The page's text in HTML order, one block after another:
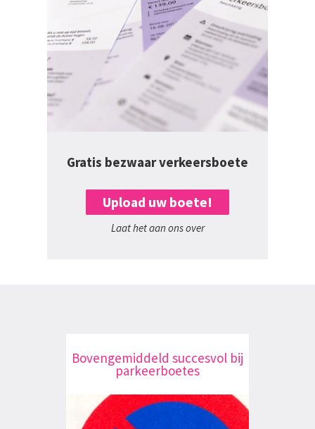
Gratis bezwaar verkeersboete
Upload uw boete!
Laat het aan ons over
Bovengemiddeld succesvol bij
parkeerboetes